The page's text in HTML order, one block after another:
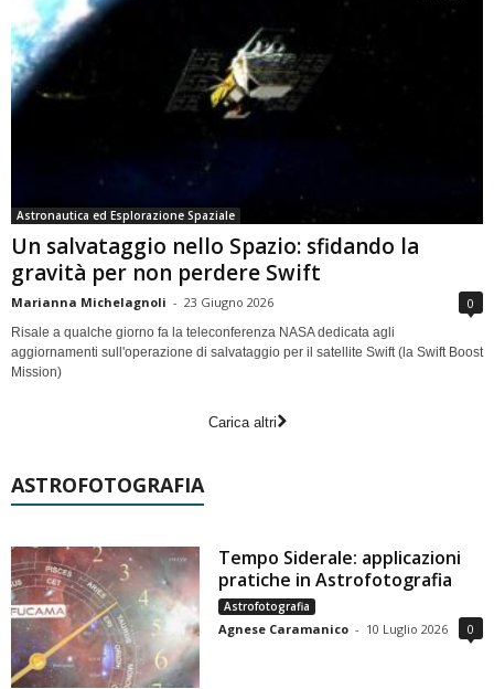
Astronautica ed Esplorazione Spaziale
Un salvataggio nello Spazio: sfidando la
gravità per non perdere Swift
Marianna Michelagnoli - 23 Giugno 2026 0
Risale a qualche giorno fa la teleconferenza NASA dedicata agli
aggiornamenti sull'operazione di salvataggio per il satellite Swift (la Swift Boost
Mission)
Carica altri
ASTROFOTOGRAFIA
Tempo Siderale: applicazioni
pratiche in Astrofotografia
Astrofotografia
Agnese Caramanico - 10 Luglio 2026 0